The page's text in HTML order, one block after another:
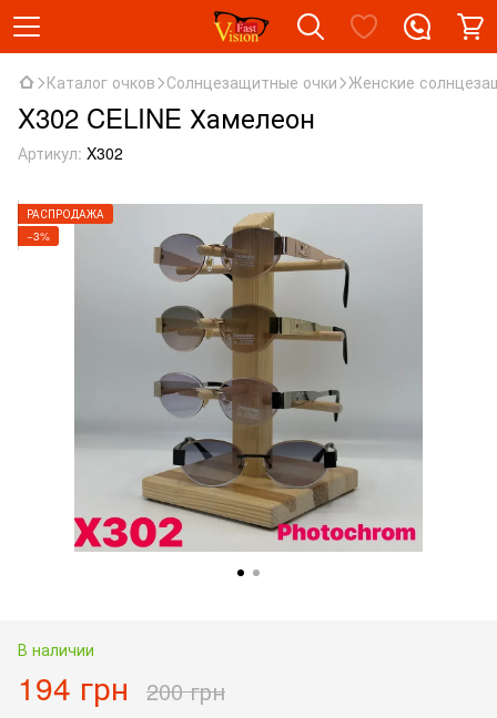
Каталог очков Солнцезащитные очки Женские
X302 CELINE Хамелеон
Артикул: X302
РАСПРОДАЖА
−3%
В наличии
194 грн 200 грн